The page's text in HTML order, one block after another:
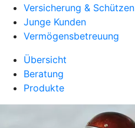
Versicherung & Schützen
Junge Kunden
Vermögensbetreuung
Übersicht
Beratung
Produkte